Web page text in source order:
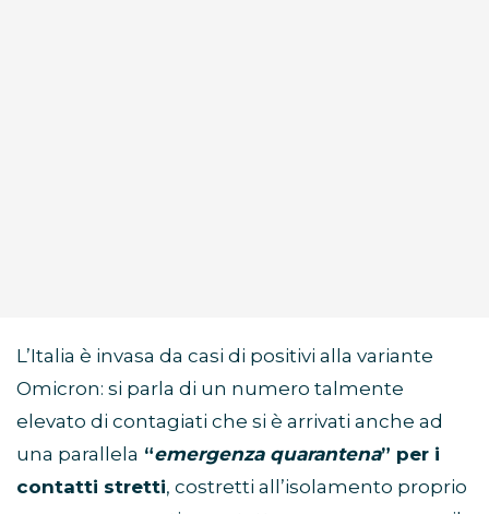
L’Italia è invasa da casi di positivi alla variante
Omicron: si parla di un numero talmente
elevato di contagiati che si è arrivati anche ad
una parallela “emergenza quarantena” per i
contatti stretti, costretti all’isolamento proprio